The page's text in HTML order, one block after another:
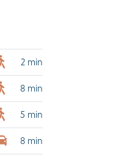
2 min
8 min
5 min
8 min